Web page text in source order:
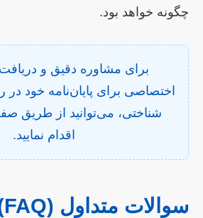
چگونه خواهد بود.
برای مشاوره دقیق و
اختصاصی برای پایان‌نامه خود
شناختی، می‌توانید از طریق
اقدام نمایید.
سوالات متداول (FAQ)